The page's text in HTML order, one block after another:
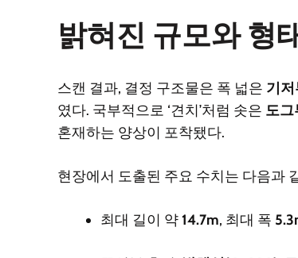
밝혀진 규모와 형
스캔 결과, 결정 구조물은 폭 넓은 기
였다. 국부적으로 ‘견치’처럼 솟은 도그
혼재하는 양상이 포착됐다.
현장에서 도출된 주요 수치는 다음과
최대 길이 약14.7m, 최대 폭